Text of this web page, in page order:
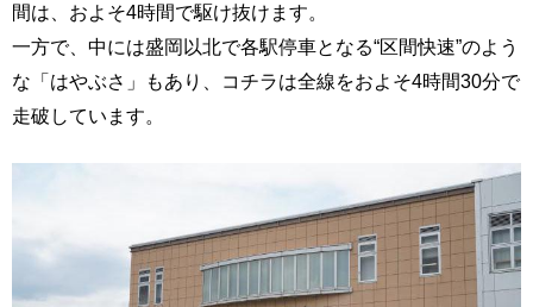
間は、およそ4時間で駆け抜けます。
一方で、中には盛岡以北で各駅停車となる“区間快速”のよう
な「はやぶさ」もあり、コチラは全線をおよそ4時間30分で
走破しています。